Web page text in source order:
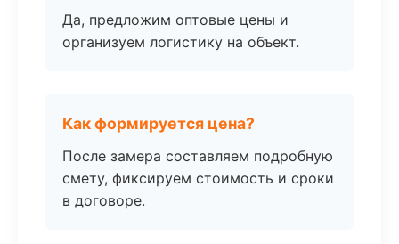
Да, предложим оптовые цены и
организуем логистику на объект.
Как формируется цена?
После замера составляем подробную
смету, фиксируем стоимость и сроки
в договоре.